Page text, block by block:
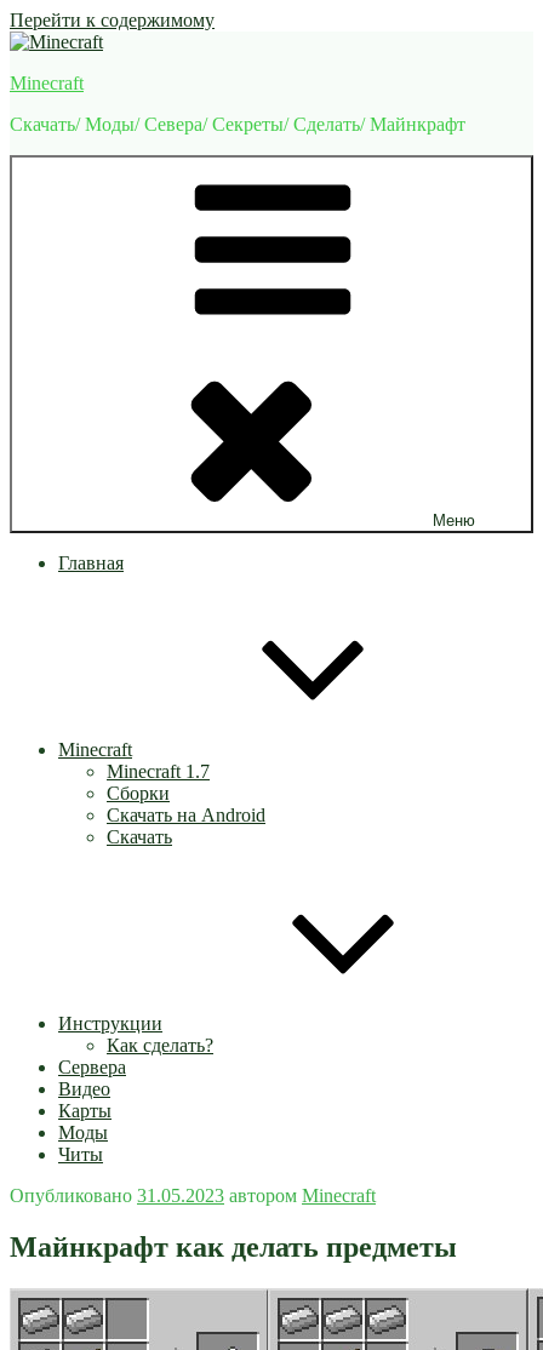
Перейти к содержимому
Minecraft
Скачать/ Моды/ Севера/ Секреты/ Сделать/ Майнкрафт
Меню
Главная
Minecraft
Minecraft 1.7
Сборки
Скачать на Android
Скачать
Инструкции
Как сделать?
Сервера
Видео
Карты
Моды
Читы
Опубликовано 31.05.2023 автором Minecraft
Майнкрафт как делать предметы